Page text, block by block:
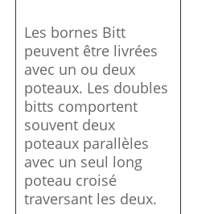
Les bornes Bitt
peuvent être livrées
avec un ou deux
poteaux. Les doubles
bitts comportent
souvent deux
poteaux parallèles
avec un seul long
poteau croisé
traversant les deux.